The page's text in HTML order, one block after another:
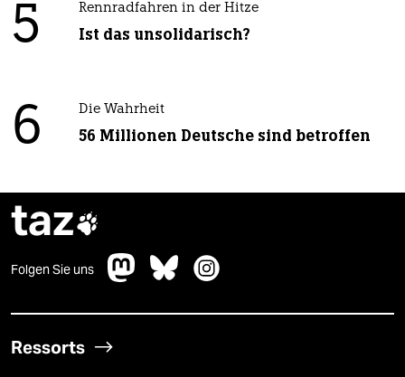
5 Rennradfahren in der Hitze
Ist das unsolidarisch?
6 Die Wahrheit
56 Millionen Deutsche sind betroffen
taz
Folgen Sie uns
Ressorts